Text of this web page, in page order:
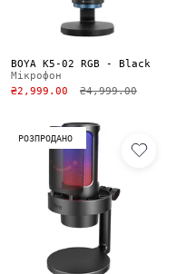
BOYA K5-02 RGB - Black
Мікрофон
₴2,999.00
₴4,999.00
РОЗПРОДАНО